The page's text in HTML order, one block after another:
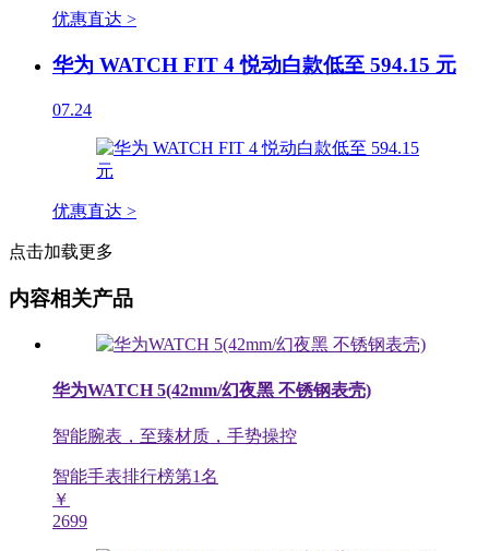
优惠直达 >
华为 WATCH FIT 4 悦动白款低至 594.15 元
07.24
优惠直达 >
点击加载更多
内容相关产品
华为WATCH 5(42mm/幻夜黑 不锈钢表壳)
智能腕表，至臻材质，手势操控
智能手表排行榜第1名
￥
2699